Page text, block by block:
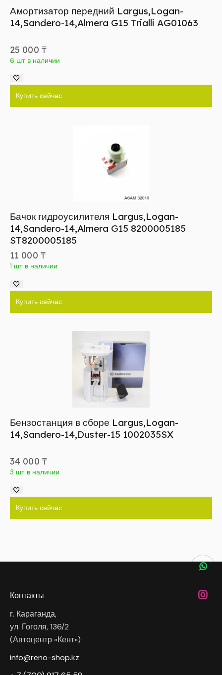
Амортизатор передний Largus,Logan-
14,Sandero-14,Almera G15 Trialli AG01063
25 000 ₸
6 шт в наличии
Купить сейчас
Бачок гидроусилителя Largus,Logan-
14,Sandero-14,Almera G15 8200005185
ST8200005185
11 000 ₸
1 шт в наличии
Купить сейчас
Бензостанция в сборе Largus,Logan-
14,Sandero-14,Duster-15 1002035SX
34 000 ₸
3 шт в наличии
Купить сейчас
Контакты
г. Караганда,
ул. Гоголя, 136/2
(Автоцентр «Кент»)
info@reno-shop.kz